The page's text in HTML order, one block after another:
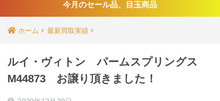
今月のセール品、目玉商品
ホーム 最新買取実績
ルイ・ヴィトン パームスプリングス
M44873 お譲り頂きました！